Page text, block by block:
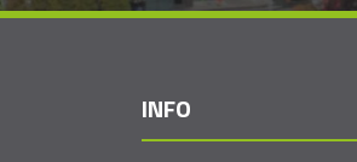
INFO